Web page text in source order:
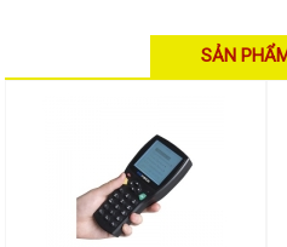
LẮP ĐẶT CAMERA TRỌN GÓI
GIẢI PHÁP GIÁM SÁT RA VÀO
GIẢI PHÁP NHỎ TRỌN GÓI
Hỗ trợ kỹ thuật
Hướng dẫn sử dụng
Tài liệu kỹ thuật
SẢN